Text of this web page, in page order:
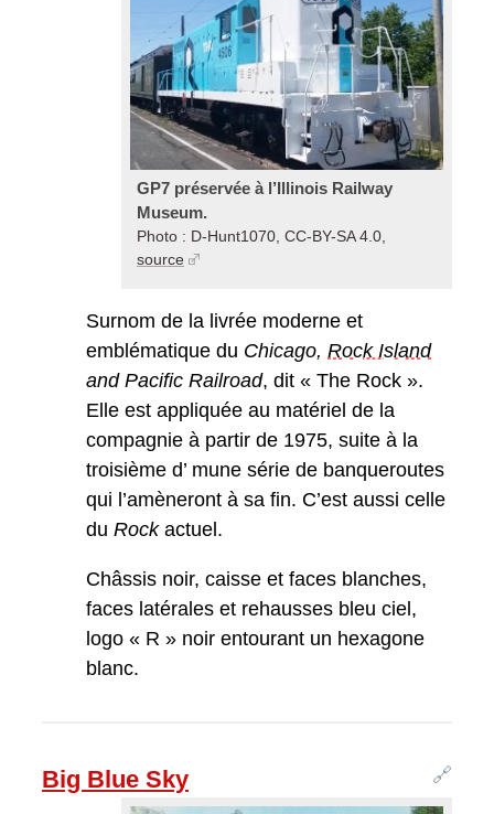
GP7 préservée à l’Illinois Railway
Museum.
Photo : D-Hunt1070, CC-BY-SA 4.0,
source
Surnom de la livrée moderne et
emblématique du Chicago, Rock Island
and Pacific Railroad, dit « The Rock ».
Elle est appliquée au matériel de la
compagnie à partir de 1975, suite à la
troisième d’ mune série de banqueroutes
qui l’amèneront à sa fin. C’est aussi celle
du Rockactuel.
Châssis noir, caisse et faces blanches,
faces latérales et rehausses bleu ciel,
logo « R » noir entourant un hexagone
blanc.
🔗
Big Blue Sky